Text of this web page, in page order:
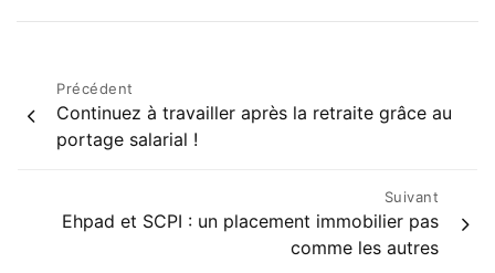
Navigation
de
Précédent
Continuez à travailler après la retraite grâce au
portage salarial !
Suivant
Ehpad et SCPI : un placement immobilier pas
comme les autres